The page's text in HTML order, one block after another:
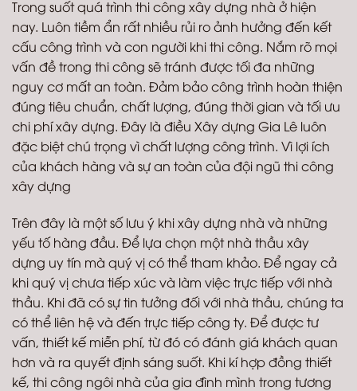
Trong suốt quá trình thi công xây dựng nhà ở hiện
nay. Luôn tiềm ẩn rất nhiều rủi ro ảnh hưởng đến kết
cấu công trình và con người khi thi công. Nắm rõ mọi
vấn đề trong thi công sẽ tránh được tối đa những
nguy cơ mất an toàn. Đảm bảo công trình hoàn thiện
đúng tiêu chuẩn, chất lượng, đúng thời gian và tối ưu
chi phí xây dựng. Đây là điều Xây dựng Gia Lê luôn
đặc biệt chú trọng vì chất lượng công trình. Vì lợi ích
của khách hàng và sự an toàn của đội ngũ thi công
xây dựng
Trên đây là một số lưu ý khi xây dựng nhà và những
yếu tố hàng đầu. Để lựa chọn một nhà thầu xây
dựng uy tín mà quý vị có thể tham khảo. Để ngay cả
khi quý vị chưa tiếp xúc và làm việc trực tiếp với nhà
thầu. Khi đã có sự tin tưởng đối với nhà thầu, chúng ta
có thể liên hệ và đến trực tiếp công ty. Để được tư
vấn, thiết kế miễn phí, từ đó có đánh giá khách quan
hơn và ra quyết định sáng suốt. Khi kí hợp đồng thiết
kế, thi công ngôi nhà của gia đình mình trong tương